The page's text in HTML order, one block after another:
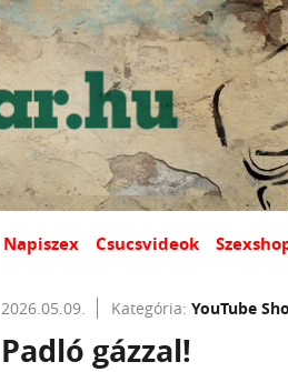
Napiszex Csucsvideok
2026.05.09. Kategória: YouTube
Padló gázzal!